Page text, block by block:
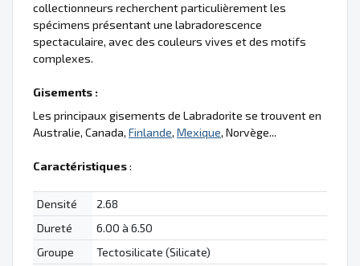
collectionneurs recherchent particulièrement les
spécimens présentant une labradorescence
spectaculaire, avec des couleurs vives et des motifs
complexes.
Gisements :
Les principaux gisements de Labradorite se trouvent en
Australie, Canada, Finlande, Mexique, Norvège...
Caractéristiques:
Densité
2.68
Dureté
6.00 à 6.50
Groupe
Tectosilicate (Silicate)